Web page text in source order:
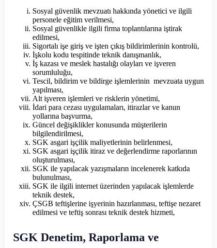
Sosyal güvenlik mevzuatı hakkında yönetici ve ilgili
personele eğitim verilmesi,
Sosyal güvenlikle ilgili firma toplantılarına iştirak
edilmesi,
Sigortalı işe giriş ve işten çıkış bildirimlerinin kontrolü,
İşkolu kodu tespitinde teknik danışmanlık,
İş kazası ve meslek hastalığı olayları ve işveren
sorumluluğu,
Tescil, bildirim ve bildirge işlemlerinin mevzuata uygun
yapılması,
Alt işveren işlemleri ve risklerin yönetimi,
İdari para cezası uygulamaları, itirazlar ve kanun
yollarına başvurma,
Güncel değişiklikler konusunda müşterilerin
bilgilendirilmesi,
SGK asgari işçilik maliyetlerinin belirlenmesi,
SGK asgari işçilik itiraz ve değerlendirme raporlarının
oluşturulması,
SGK ile yapılacak yazışmaların incelenerek katkıda
bulunulması,
SGK ile ilgili internet üzerinden yapılacak işlemlerde
teknik destek,
ÇSGB teftişlerine işyerinin hazırlanması, teftişe nezaret
edilmesi ve teftiş sonrası teknik destek hizmeti,
SGK Denetim, Raporlama ve